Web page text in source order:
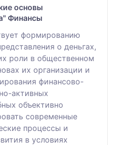
основы
Финансы
формированию
о деньгах,
роли в общественном
их организации и
финансово-
активных
объективно
современные
процессы и
в условиях